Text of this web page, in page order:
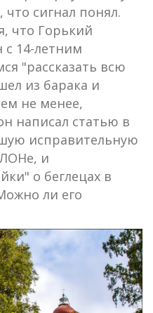
сигнал понял.
что Горький
с 14-летним
"рассказать всю
из барака и
не менее,
написал статью в
исправительную
и
о беглецах в
ли его